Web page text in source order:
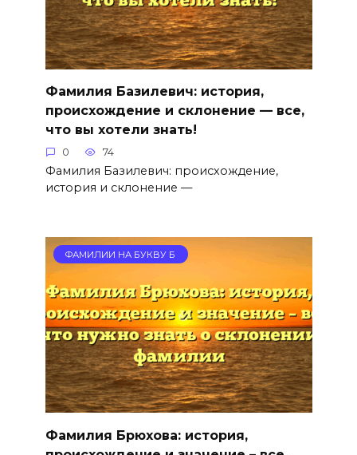
Фамилия Базилевич: история,
происхождение и склонение — все,
что вы хотели знать!
0 74
Фамилия Базилевич: происхождение,
история и склонение —
ФАМИЛИИ НА БУКВУ Б
Фамилия Брюхова: история,